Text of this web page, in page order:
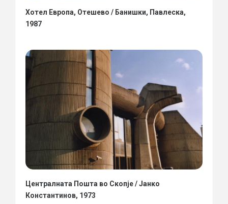
Хотел Европа, Отешево / Банишки, Павлеска,
1987
Централната Пошта во Скопје / Јанко
Константинов, 1973